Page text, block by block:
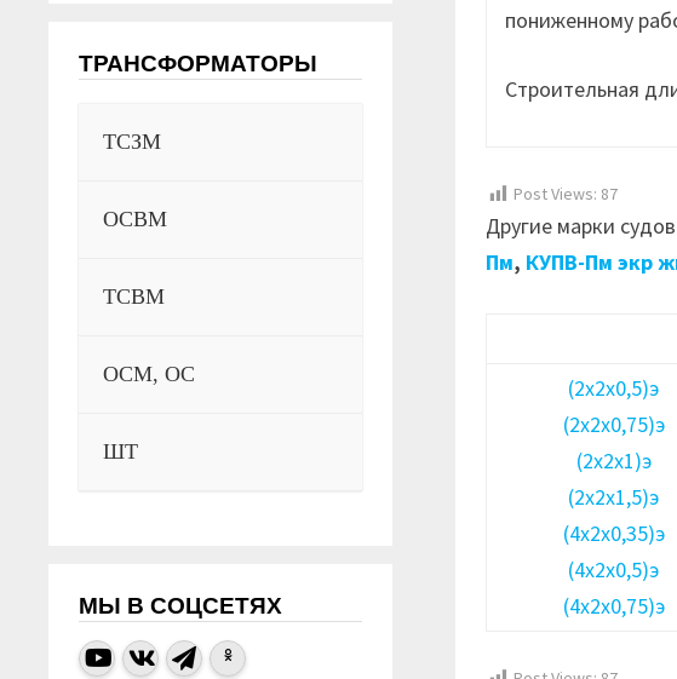
пониженному
Строительная
Post Views: 87
Другие марки
Пм, КУПВ-Пм экр
(2х2х0,5)э
(2х2х0,75)э
(2х2х1)э
(2х2х1,5)э
(4х2х0,35)э
(4х2х0,5)э
(4х2х0,75)э
ТРАНСФОРМАТОРЫ
ТСЗМ
ОСВМ
ТСВМ
ОСМ, ОС
ШТ
МЫ В СОЦСЕТЯХ